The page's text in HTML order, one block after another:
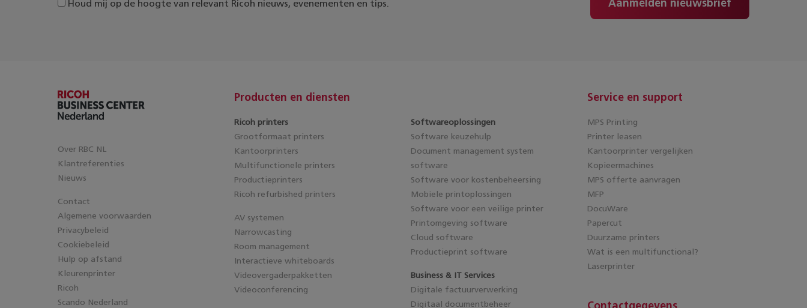
Houd mij op de hoogte van relevant Ricoh nieuws, evenementen en tips. Aanmelden nieuwsbrief
Over RBC NL
Klantreferenties
Nieuws
Contact
Algemene voorwaarden
Privacybeleid
Cookiebeleid
Hulp op afstand
Kleurenprinter
Ricoh
Scando Nederland
Producten en diensten
Ricoh printers
Grootformaat printers
Kantoorprinters
Multifunctionele printers
Productieprinters
Ricoh refurbished printers
AV systemen
Narrowcasting
Room management
Interactieve whiteboards
Videovergaderpakketten
Videoconferencing
Softwareoplossingen
Software keuzehulp
Document management system
software
Software voor kostenbeheersing
Mobiele printoplossingen
Software voor een veilige printer
Printomgeving software
Cloud software
Productieprint software
Business & IT Services
Digitale factuurverwerking
Digitaal documentbeheer
Service en support
MPS Printing
Printer leasen
Kantoorprinter vergelijken
Kopieermachines
MPS offerte aanvragen
MFP
DocuWare
Papercut
Duurzame printers
Wat is een multifunctional?
Laserprinter